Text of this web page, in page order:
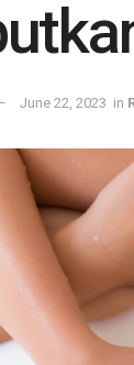
June 22, 2023 in